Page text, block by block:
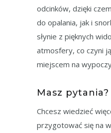
odcinków, dzięki
do opalania, jak i
słynie z pięknych
atmosfery, co czyni
miejscem na
Masz pytania?
Chcesz wiedzieć
przygotować się na